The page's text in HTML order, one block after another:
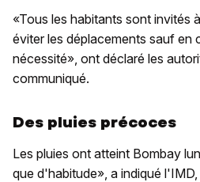
«Tous les habitants sont invités
éviter les déplacements sauf en
nécessité», ont déclaré les
communiqué.
Des pluies précoces
Les pluies ont atteint Bombay
que d'habitude», a indiqué